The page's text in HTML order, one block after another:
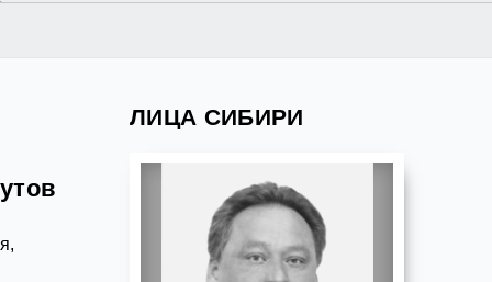
ЛИЦА СИБИРИ